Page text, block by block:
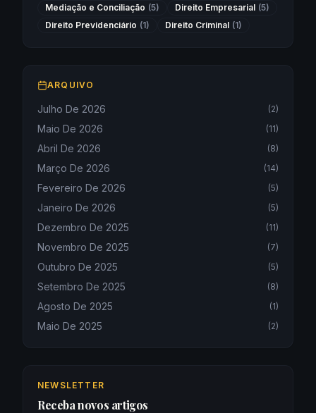
Mediação e Conciliação (5) Direito Empresarial (5)
Direito Previdenciário (1) Direito Criminal (1)
ARQUIVO
Julho De 2026 (2)
Maio De 2026 (11)
Abril De 2026 (8)
Março De 2026 (14)
Fevereiro De 2026 (5)
Janeiro De 2026 (5)
Dezembro De 2025 (11)
Novembro De 2025 (7)
Outubro De 2025 (5)
Setembro De 2025 (8)
Agosto De 2025 (1)
Maio De 2025 (2)
NEWSLETTER
Receba novos artigos